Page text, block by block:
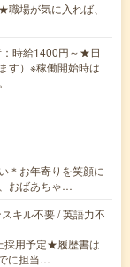
場が気に入れば、
時給1400円～★日
す）※稼働開始時は
＊お年寄りを笑顔に
おばあちゃ…
キル不要 / 英語力不
採用予定★履歴書は
に担当…